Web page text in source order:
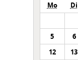
Mo Di
5
6
12
13